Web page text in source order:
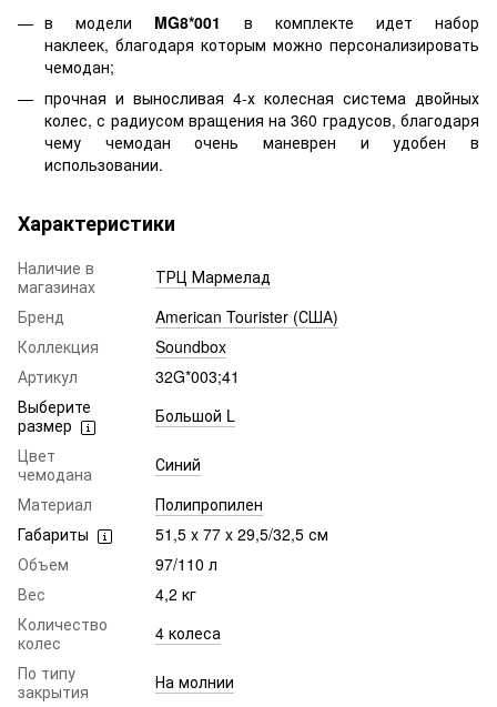
в модели MG8*001
в комплекте идет набор
наклеек, благодаря которым можно персонализировать
чемодан;
прочная и выносливая 4-х колесная система двойных
колес, с радиусом вращения на 360 градусов, благодаря
чему чемодан очень маневрен и удобен в
использовании.
Характеристики
Наличие в
магазинах
ТРЦ Мармелад
Бренд
American Tourister (США)
Коллекция
Soundbox
Артикул
32G*003;41
Выберите
размер
Большой L
Цвет
чемодана
Синий
Материал
Полипропилен
Габариты
51,5 x 77 x 29,5/32,5 см
Объем
97/110 л
Вес
4,2 кг
Количество
колес
4 колеса
По типу
закрытия
На молнии